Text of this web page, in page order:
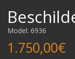
Model: 6936
1.750,00€